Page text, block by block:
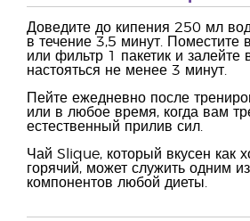
Доведите до кипения 250 мл
в течение 3,5 минут. Поместите
или фильтр 1 пакетик и залейте
настояться не менее 3 минут.
Пейте ежедневно после
или в любое время, когда вам
естественный прилив сил.
Чай Slique, который вкусен как
горячий, может служить одним
компонентов любой диеты.